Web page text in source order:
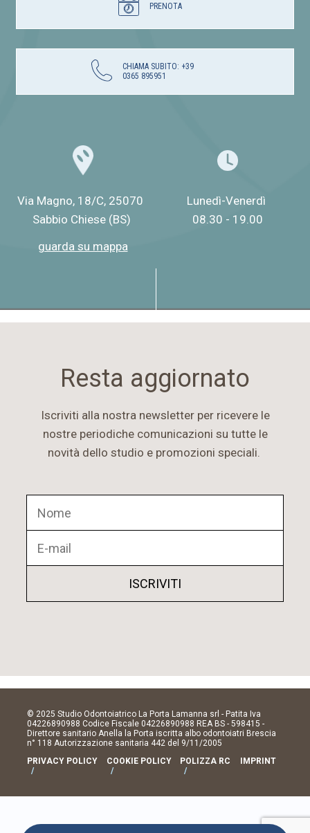
PRENOTA
CHIAMA SUBITO: +39
0365 895951
Via Magno, 18/C, 25070
Sabbio Chiese (BS)
guarda su mappa
Lunedì-Venerdì
08.30 - 19.00
Resta aggiornato
Iscriviti alla nostra newsletter per ricevere le
nostre periodiche comunicazioni su tutte le
novità dello studio e promozioni speciali.
© 2025 Studio Odontoiatrico La Porta Lamanna srl - Patita Iva
04226890988 Codice Fiscale 04226890988 REA BS - 598415 -
Direttore sanitario Anella la Porta iscritta albo odontoiatri Brescia
n° 118 Autorizzazione sanitaria 442 del 9/11/2005
PRIVACY POLICY
COOKIE POLICY POLIZZA RC IMPRINT